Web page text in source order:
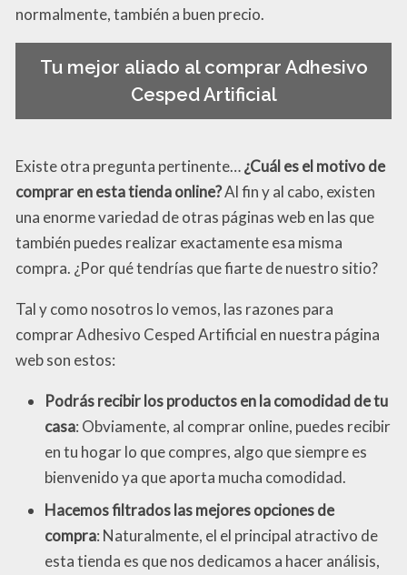
normalmente, también a buen precio.
Tu mejor aliado al comprar Adhesivo
Cesped Artificial
Existe otra pregunta pertinente…¿Cuál es el motivo de
comprar en esta tienda online?Al fin y al cabo, existen
una enorme variedad de otras páginas web en las que
también puedes realizar exactamente esa misma
compra. ¿Por qué tendrías que fiarte de nuestro sitio?
Tal y como nosotros lo vemos, las razones para
comprar Adhesivo Cesped Artificial en nuestra página
web son estos:
Podrás recibir los productos en la comodidad de tu
casa: Obviamente, al comprar online, puedes recibir
en tu hogar lo que compres, algo que siempre es
bienvenido ya que aporta mucha comodidad.
Hacemos filtrados las mejores opciones de
compra: Naturalmente, el el principal atractivo de
esta tienda es que nos dedicamos a hacer análisis,